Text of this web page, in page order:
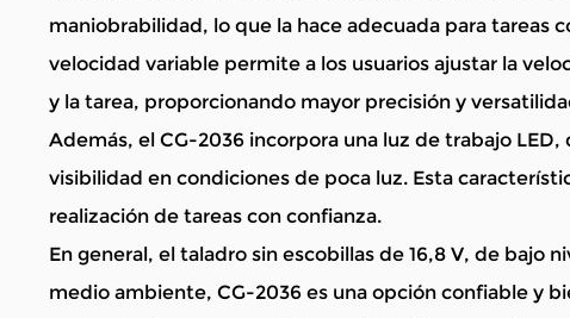
maniobrabilidad, lo que la hace adecuada para tareas
velocidad variable permite a los usuarios ajustar la
y la tarea, proporcionando mayor precisión y
Además, el CG-2036 incorpora una luz de trabajo
visibilidad en condiciones de poca luz. Esta
realización de tareas con confianza.
En general, el taladro sin escobillas de 16,8 V, de bajo
medio ambiente, CG-2036 es una opción confiable y